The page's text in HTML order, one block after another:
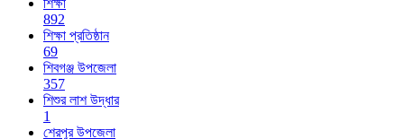
শিক্ষা
892
শিক্ষা প্রতিষ্ঠান
69
শিবগঞ্জ উপজেলা
357
শিশুর লাশ উদ্ধার
1
শেরপুর উপজেলা